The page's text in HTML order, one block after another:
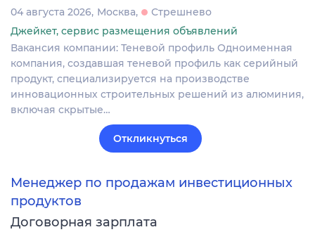
04 августа 2026 Москва
Стрешнево
Джейкет, сервис размещения объявлений
Вакансия компании: Теневой профиль Одноименная
компания, создавшая теневой профиль как серийный
продукт, специализируется на производстве
инновационных строительных решений из алюминия,
включая скрытые…
Откликнуться
Менеджер по продажам инвестиционных
продуктов
Договорная зарплата